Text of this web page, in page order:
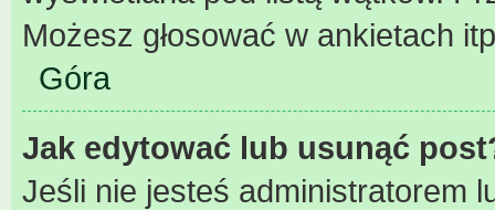
Możesz głosować w ankietach
Góra
Jak edytować lub usunąć
Jeśli nie jesteś administratorem